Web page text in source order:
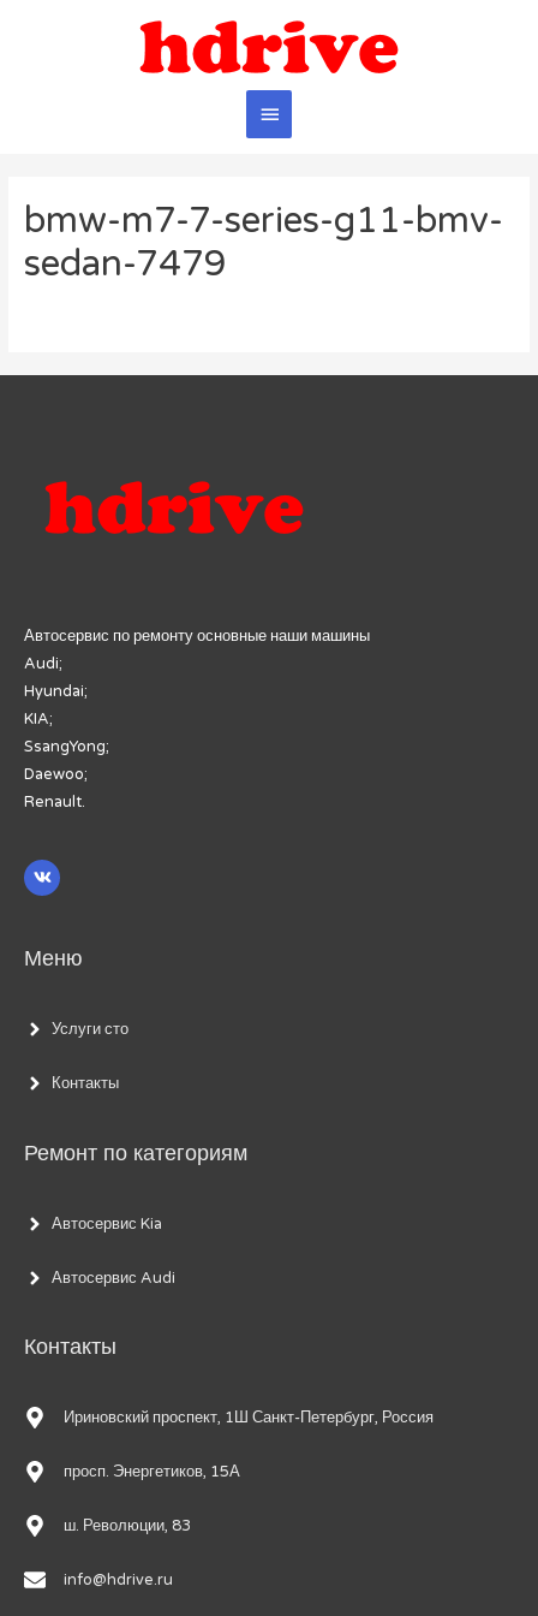
Главное
bmw-m7-7-series-g11-bmv-
sedan-7479
Автосервис по ремонту основные наши машины
Audi;
Hyundai;
KIA;
SsangYong;
Daewoo;
Renault.
Меню
Услуги сто
Контакты
Ремонт по категориям
Автосервис Kia
Автосервис Audi
Контакты
Ириновский проспект, 1Ш Санкт-Петербург, Россия
просп. Энергетиков, 15А
ш. Революции, 83
info@hdrive.ru